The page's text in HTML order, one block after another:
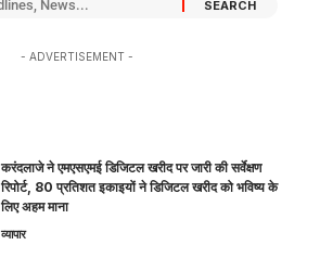
- ADVERTISEMENT -
करंदलाजे ने एमएसएमई डिजिटल खरीद पर जारी की सर्वेक्षण
रिपोर्ट, 80 प्रतिशत इकाइयों ने डिजिटल खरीद को भविष्य के
लिए अहम माना
व्यापार